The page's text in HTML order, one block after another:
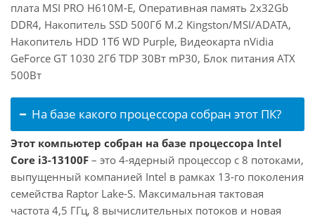
плата MSI PRO H610M-E, Оперативная память 2x32Gb
DDR4, Накопитель SSD 500Гб M.2 Kingston/MSI/ADATA,
Накопитель HDD 1Тб WD Purple, Видеокарта nVidia
GeForce GT 1030 2Гб TDP 30Вт mP30, Блок питания ATX
500Вт
На базе какого процессора собран этот ПК?
Этот компьютер собран на базе процессора Intel
Core i3-13100F – это 4-ядерный процессор с 8 потоками,
выпущенный компанией Intel в рамках 13-го поколения
семейства Raptor Lake-S. Максимальная тактовая
частота 4,5 ГГц, 8 вычислительных потоков и новая